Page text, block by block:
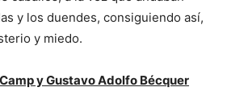
y los duendes, consiguiendo así,
y miedo.
y Gustavo Adolfo Bécquer